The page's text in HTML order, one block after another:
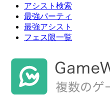
アシスト検索
最強パーティ
最強アシスト
フェス限一覧